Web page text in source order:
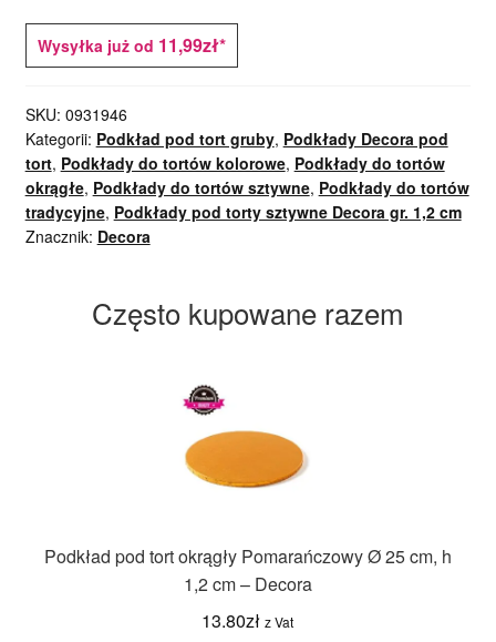
Wysyłka już od 11,99zł*
SKU: 0931946
Kategorii: Podkład pod tort gruby, Podkłady Decora pod
tort, Podkłady do tortów kolorowe, Podkłady do tortów
okrągłe, Podkłady do tortów sztywne, Podkłady do tortów
tradycyjne, Podkłady pod torty sztywne Decora gr. 1,2 cm
Znacznik: Decora
Często kupowane razem
Podkład pod tort okrągły Pomarańczowy Ø 25 cm, h
1,2 cm – Decora
13.80zł z Vat